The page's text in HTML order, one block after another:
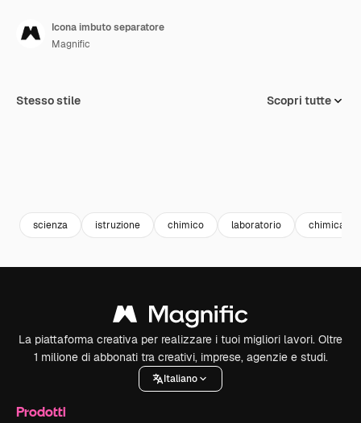
Icona imbuto separatore
Magnific
Stesso stile Scopri tutte
scienza istruzione chimico laboratorio chimica
La piattaforma creativa per realizzare i tuoi migliori lavori. Oltre
1 milione di abbonati tra creativi, imprese, agenzie e studi.
Italiano
Prodotti